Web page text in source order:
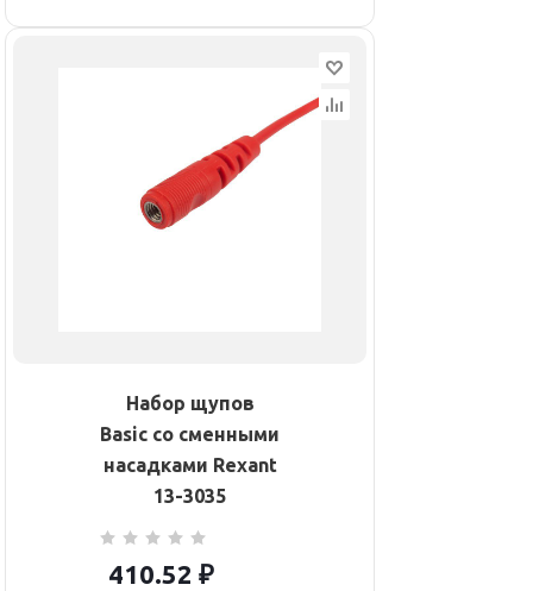
Набор щупов
Basic со сменными
насадками Rexant
13-3035
410.52 ₽